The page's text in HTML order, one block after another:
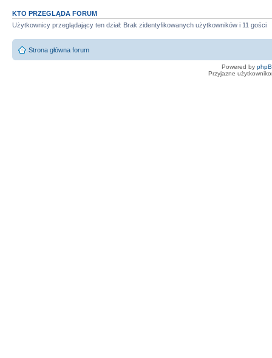
KTO PRZEGLĄDA FORUM
Użytkownicy przeglądający ten dział: Brak zidentyfikowanych użytkowników i 11 gości
Strona główna forum
Powered by
Przyjazne